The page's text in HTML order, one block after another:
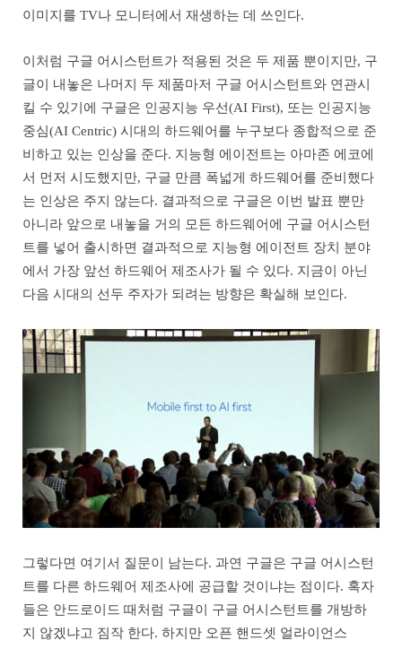
이미지를 TV나 모니터에서 재생하는 데 쓰인다.
이처럼 구글 어시스턴트가 적용된 것은 두 제품 뿐이지만, 구
글이 내놓은 나머지 두 제품마저 구글 어시스턴트와 연관시
킬 수 있기에 구글은 인공지능 우선(AI First), 또는 인공지능
중심(AI Centric) 시대의 하드웨어를 누구보다 종합적으로 준
비하고 있는 인상을 준다. 지능형 에이전트는 아마존 에코에
서 먼저 시도했지만, 구글 만큼 폭넓게 하드웨어를 준비했다
는 인상은 주지 않는다. 결과적으로 구글은 이번 발표 뿐만
아니라 앞으로 내놓을 거의 모든 하드웨어에 구글 어시스턴
트를 넣어 출시하면 결과적으로 지능형 에이전트 장치 분야
에서 가장 앞선 하드웨어 제조사가 될 수 있다. 지금이 아닌
다음 시대의 선두 주자가 되려는 방향은 확실해 보인다.
그렇다면 여기서 질문이 남는다. 과연 구글은 구글 어시스턴
트를 다른 하드웨어 제조사에 공급할 것이냐는 점이다. 혹자
들은 안드로이드 때처럼 구글이 구글 어시스턴트를 개방하
지 않겠냐고 짐작 한다. 하지만 오픈 핸드셋 얼라이언스